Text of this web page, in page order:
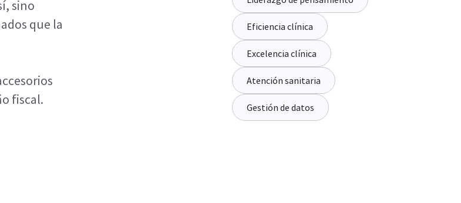
sino
que la
fiscal.
Eficiencia clínica
Excelencia clínica
Atención sanitaria
Gestión de datos